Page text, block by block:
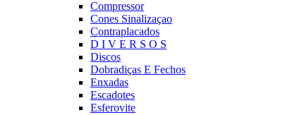
Compressor
Cones Sinalizaçao
Contraplacados
D I V E R S O S
Discos
Dobradiças E Fechos
Enxadas
Escadotes
Esferovite